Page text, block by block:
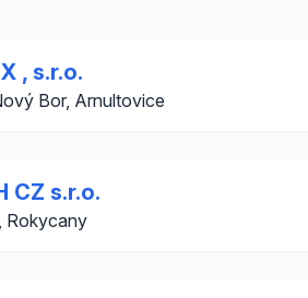
, s.r.o.
Bor, Arnultovice
CZ s.r.o.
Rokycany